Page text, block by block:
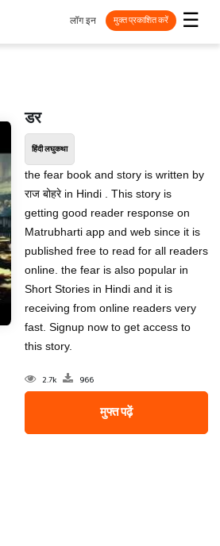
☰
लॉग इन मुक्त प्रकाशित करें
डर
हिंदी लघुकथा
the fear book and story is written by
राज बोहरे in Hindi . This story is
getting good reader response on
Matrubharti app and web since it is
published free to read for all readers
online. the fear is also popular in
Short Stories in Hindi and it is
receiving from online readers very
fast. Signup now to get access to
this story.
2.7k 966
मुफ्त पढ़ें